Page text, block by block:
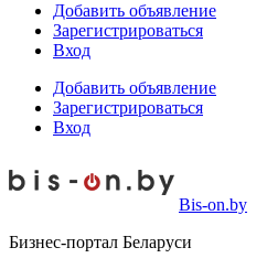
Добавить объявление
Зарегистрироваться
Вход
Добавить объявление
Зарегистрироваться
Вход
Bis-on.by
Бизнес-портал Беларуси